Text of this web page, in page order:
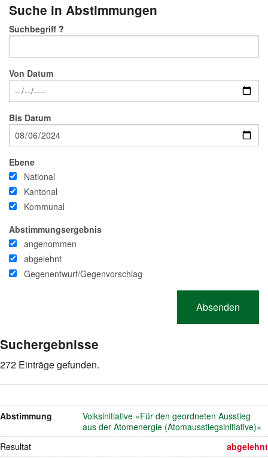
Suche in Abstimmungen
Suchbegriff ?
Von Datum
Bis Datum
Ebene
National
Kantonal
Kommunal
Abstimmungsergebnis
angenommen
abgelehnt
Gegenentwurf/Gegenvorschlag
Suchergebnisse
272 Einträge gefunden.
Abstimmung
Volksinitiative «Für den geordneten Ausstieg
aus der Atomenergie (Atomausstiegsinitiative)»
Resultat
abgelehnt